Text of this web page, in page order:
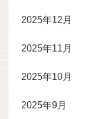
2025年12月
2025年11月
2025年10月
2025年9月